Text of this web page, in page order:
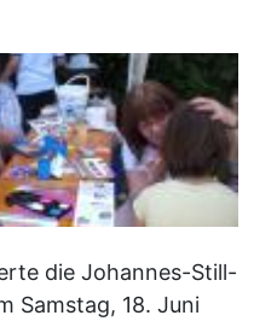
die Johannes-Still-
Samstag, 18. Juni